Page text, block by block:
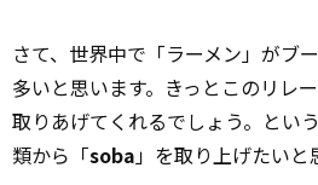
さて、世界中で「ラーメン」がブ
多いと思います。きっとこのリレ
取りあげてくれるでしょう。とい
類から「soba」を取り上げたいと